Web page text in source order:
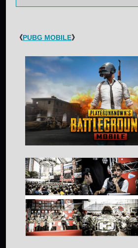
《PUBG MOBILE》